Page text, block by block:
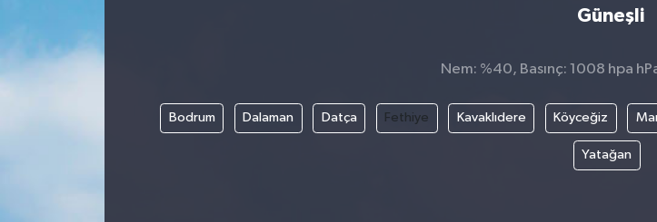
Güneşli
Nem: %40, Basınç: 1008 hpa
Bodrum Dalaman Datça Fethiye Kavaklıdere Köyceğiz
Yatağan